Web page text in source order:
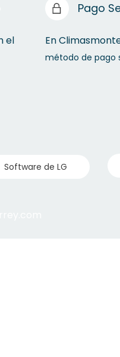
el
Pago
En
método de pago
Software de LG